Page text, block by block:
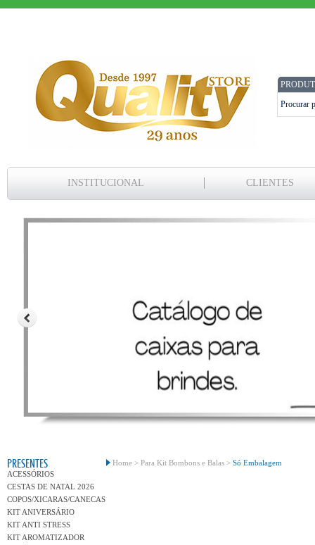
INSTITUCIONAL CLIENTES
PRESENTES
ACESSÓRIOS
CESTAS DE NATAL 2026
COPOS/XICARAS/CANECAS
KIT ANIVERSÁRIO
KIT ANTI STRESS
KIT AROMATIZADOR
Home > Para Kit Bombons e Balas > Só Embalagem